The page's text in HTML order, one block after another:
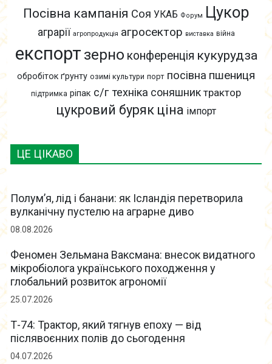
ЦЕ ЦІКАВО
Полум’я, лід і банани: як Ісландія перетворила
вулканічну пустелю на аграрне диво
08.08.2026
Феномен Зельмана Ваксмана: внесок видатного
мікробіолога українського походження у
глобальний розвиток агрономії
25.07.2026
Т-74: Трактор, який тягнув епоху — від
післявоєнних полів до сьогодення
04.07.2026
Посівна кампанія Соя УКАБ Форум Цукор
аграрії агропродукція агросектор виставка війна
експорт зерно конференція кукурудза
обробіток ґрунту озимі культури порт посівна пшениця
підтримка ріпак с/г техніка соняшник трактор
цукровий буряк ціна імпорт